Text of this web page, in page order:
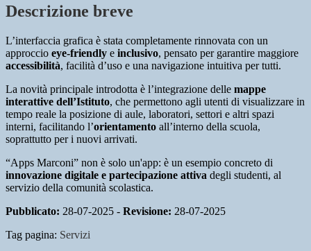
Descrizione breve
L’interfaccia grafica è stata completamente rinnovata con un
approccio eye-friendly e inclusivo, pensato per garantire maggiore
accessibilità, facilità d’uso e una navigazione intuitiva per tutti.
La novità principale introdotta è l’integrazione delle mappe
interattive dell’Istituto, che permettono agli utenti di visualizzare in
tempo reale la posizione di aule, laboratori, settori e altri spazi
interni, facilitando l’orientamento all’interno della scuola,
soprattutto per i nuovi arrivati.
“Apps Marconi” non è solo un'app: è un esempio concreto di
innovazione digitale e partecipazione attiva degli studenti, al
servizio della comunità scolastica.
Pubblicato: 28-07-2025 - Revisione: 28-07-2025
Tag pagina: Servizi